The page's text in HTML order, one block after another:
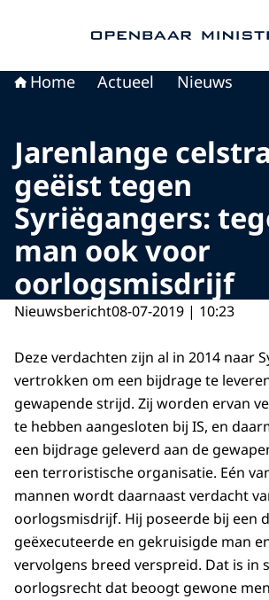
Home Actueel Nieuws
Jarenlange
geëist tegen
Syriëgangers:
man ook voor
oorlogsmisdrijf
Nieuwsbericht08-07-2019 | 10:23
Deze verdachten zijn al in 2014 naar
vertrokken om een bijdrage te
gewapende strijd. Zij worden ervan
te hebben aangesloten bij IS, en
een bijdrage geleverd aan de
een terroristische organisatie. Eén
mannen wordt daarnaast verdacht
oorlogsmisdrijf. Hij poseerde bij een
geëxecuteerde en gekruisigde man
vervolgens breed verspreid. Dat is in
oorlogsrecht dat beoogt gewone